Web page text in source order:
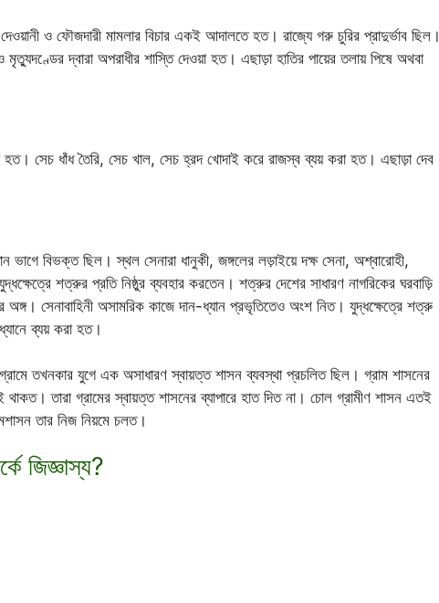
ও ফৌজদারী মামলার বিচার একই আদালতে হত। রাজ্যে গরু চুরির প্রাদুর্ভাব ছিল।
দ্বারা অপরাধীর শাস্তি দেওয়া হত। এছাড়া হাতির পায়ের তলায় পিষে অথবা
হত। সেচ ধাঁধ তৈরি, সেচ খাল, সেচ হ্রদ খোদাই করে রাজস্ব ব্যয় করা হত। এছাড়া দেব
বিভক্ত ছিল। স্থল সেনারা ধানুকী, জঙ্গলের লড়াইয়ে দক্ষ সেনা, অশ্বারোহী,
শত্রুর প্রতি নিষ্ঠুর ব্যবহার করতেন। শত্রুর দেশের সাধারণ নাগরিকের ঘরবাড়ি
সেনাবাহিনী অসামরিক কাজে দান-ধ্যান প্রভৃতিতেও অংশ নিত। যুদ্ধক্ষেত্রে শত্রু
ব্যয় করা হত।
তখনকার যুগে এক অসাধারণ স্বায়ত্ত শাসন ব্যবস্থা প্রচলিত ছিল। গ্রাম শাসনের
থাকত। তারা গ্রামের স্বায়ত্ত শাসনের ব্যাপারে হাত দিত না। চোল গ্রামীণ শাসন এতই
তার নিজ নিয়মে চলত।
জিজ্ঞাস্য?